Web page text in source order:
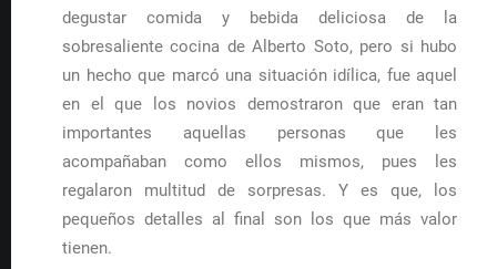
degustar comida y bebida deliciosa de la
sobresaliente cocina de Alberto Soto, pero si hubo
un hecho que marcó una situación idílica, fue aquel
en el que los novios demostraron que eran tan
importantes aquellas personas que les
acompañaban como ellos mismos, pues les
regalaron multitud de sorpresas. Y es que, los
pequeños detalles al final son los que más valor
tienen.